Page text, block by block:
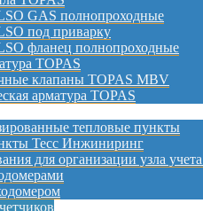
GAS полнопроходные
под приварку
фланец полнопроходные
TOPAS
клапаны TOPAS MBV
арматура TOPAS
тепловые пункты
Тесс Инжиниринг
для организации узла